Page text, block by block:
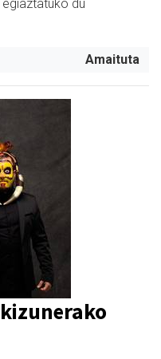
du
Amaituta